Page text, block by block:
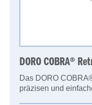
DORO COBRA®
Das DORO
präzisen und